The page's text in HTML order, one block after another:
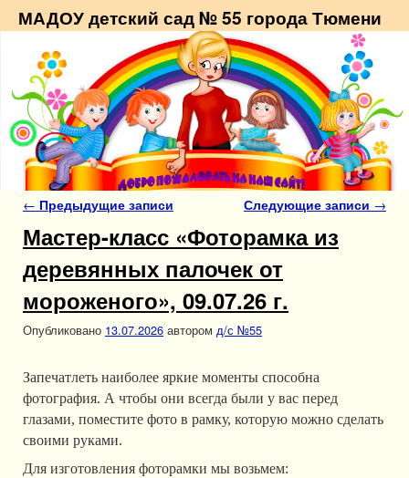
МАДОУ детский сад № 55 города Тюмени
Навигация по записям
← Предыдущие записи Следующие записи →
Мастер-класс «Фоторамка из
деревянных палочек от
мороженого», 09.07.26 г.
Опубликовано 13.07.2026 автором д/с №55
Запечатлеть наиболее яркие моменты способна
фотография. А чтобы они всегда были у вас перед
глазами, поместите фото в рамку, которую можно сделать
своими руками.
Для изготовления фоторамки мы возьмем: